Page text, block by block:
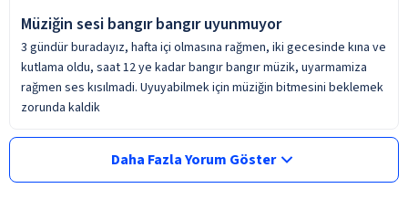
Müziğin sesi bangır bangır uyunmuyor
3 gündür buradayız, hafta içi olmasına rağmen, iki gecesinde kına ve
kutlama oldu, saat 12 ye kadar bangır bangır müzik, uyarmamiza
rağmen ses kısılmadi. Uyuyabilmek için müziğin bitmesini beklemek
zorunda kaldik
Daha Fazla Yorum Göster